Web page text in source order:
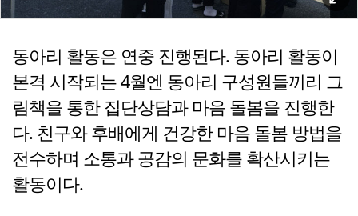
동아리 활동은 연중 진행된다. 동아리 활동이
본격 시작되는 4월엔 동아리 구성원들끼리 그
림책을 통한 집단상담과 마음 돌봄을 진행한
다. 친구와 후배에게 건강한 마음 돌봄 방법을
전수하며 소통과 공감의 문화를 확산시키는
활동이다.